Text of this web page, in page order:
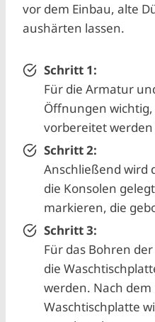
vor dem Einbau, alte
aushärten lassen.
Schritt 1:
Für die Armatur
Öffnungen
vorbereitet
Schritt 2:
Anschließend wird
die Konsolen
markieren, die
Schritt 3:
Für das Bohren
die
werden. Nach
Waschtischplatte